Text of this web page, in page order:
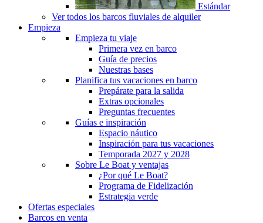
Estándar
Ver todos los barcos fluviales de alquiler
Empieza
Empieza tu viaje
Primera vez en barco
Guía de precios
Nuestras bases
Planifica tus vacaciones en barco
Prepárate para la salida
Extras opcionales
Preguntas frecuentes
Guías e inspiración
Espacio náutico
Inspiración para tus vacaciones
Temporada 2027 y 2028
Sobre Le Boat y ventajas
¿Por qué Le Boat?
Programa de Fidelización
Estrategia verde
Ofertas especiales
Barcos en venta